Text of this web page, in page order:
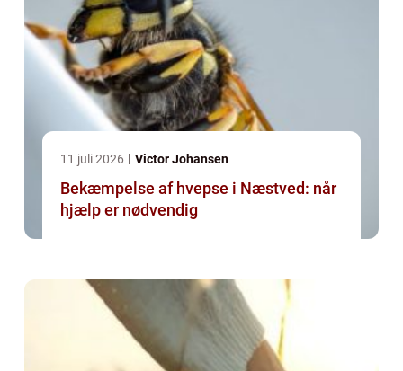
11 juli 2026 Victor Johansen
Bekæmpelse af hvepse i Næstved: når
hjælp er nødvendig